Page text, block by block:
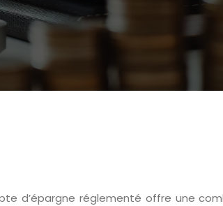
d’épargne réglementé offre une